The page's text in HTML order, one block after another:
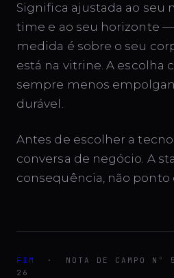
Significa ajustada ao seu
time e ao seu horizonte
medida é sobre o seu
está na vitrine. A escolha
sempre menos
durável.
Antes de escolher a
conversa de negócio. A
consequência, não ponto
FIM
· NOTA DE CAMPO
26